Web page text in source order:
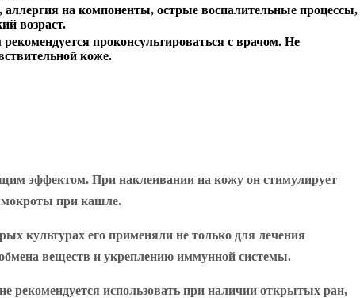
на компоненты, острые воспалительные процессы,
возраст.
проконсультироваться с врачом. Не
коже.
эффектом. При наклеивании на кожу он стимулирует
мокроты при кашле.
культурах его применяли не только для лечения
веществ и укреплению иммунной системы.
рекомендуется использовать при наличии открытых ран,